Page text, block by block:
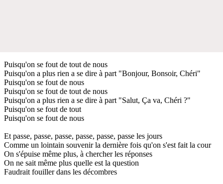
Puisqu'on se fout de tout de nous
Puisqu'on a plus rien a se dire à part "Bonjour, Bonsoir, Chéri"
Puisqu'on se fout de nous
Puisqu'on se fout de tout de nous
Puisqu'on a plus rien a se dire à part "Salut, Ça va, Chéri ?"
Puisqu'on se fout de tout
Puisqu'on se fout de nous
Et passe, passe, passe, passe, passe, passe les jours
Comme un lointain souvenir la dernière fois qu'on s'est fait la cour
On s'épuise même plus, à chercher les réponses
On ne sait même plus quelle est la question
Faudrait fouiller dans les décombres